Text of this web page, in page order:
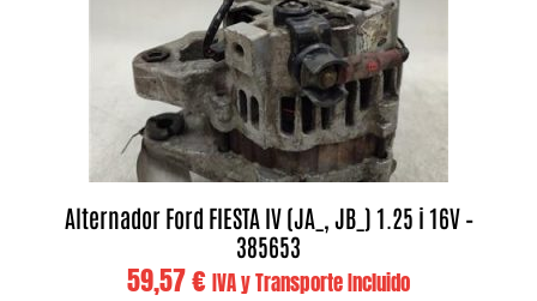
Alternador Ford FIESTA IV (JA_, JB_) 1.25 i 16V –
385653
59,57€ IVA y Transporte Incluido